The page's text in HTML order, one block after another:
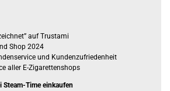
auf Trustami
Shop 2024
und Kundenzufriedenheit
aller E-Zigarettenshops
Steam-Time einkaufen